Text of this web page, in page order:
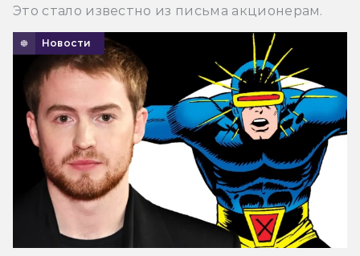
Это стало известно из письма акционерам.
Новости